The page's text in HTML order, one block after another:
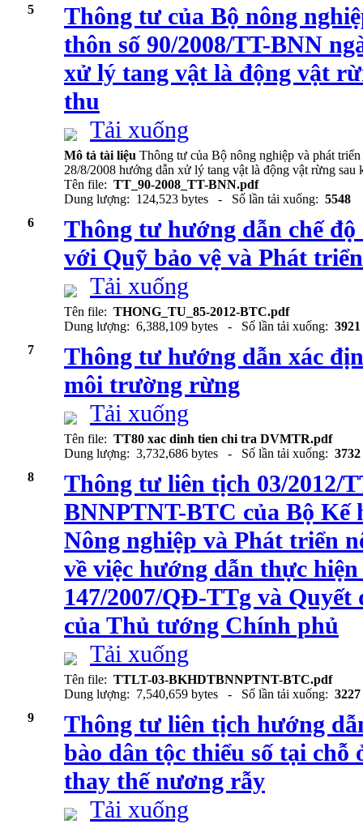
5
Thông tư của Bộ nông
thôn số 90/2008/TT-BNN
xử lý tang vật là động vật
thu
Tải xuống
Mô tả tài liệu Thông tư của Bộ nông nghiệp và phát
28/8/2008 hướng dẫn xử lý tang vật là động vật rừng
Tên file: TT_90-2008_TT-BNN.pdf
Dung lượng: 124,523 bytes - Số lần tải xuống: 5548
6
Thông tư hướng dẫn chế
với Quỹ bảo vệ và Phát
Tải xuống
Tên file: THONG_TU_85-2012-BTC.pdf
Dung lượng: 6,388,109 bytes - Số lần tải xuống: 3921
7
Thông tư hướng dẫn xác
môi trường rừng
Tải xuống
Tên file: TT80 xac dinh tien chi tra DVMTR.pdf
Dung lượng: 3,732,686 bytes - Số lần tải xuống: 3732
8
Thông tư liên tịch 03/2012/
BNNPTNT-BTC của Bộ Kế
Nông nghiệp và Phát triển
về việc hướng dẫn thực
147/2007/QĐ-TTg và
của Thủ tướng Chính phủ
Tải xuống
Tên file: TTLT-03-BKHDTBNNPTNT-BTC.pdf
Dung lượng: 7,540,659 bytes - Số lần tải xuống: 3227
9
Thông tư liên tịch hướng
bào dân tộc thiểu số tại
thay thế nương rẫy
Tải xuống